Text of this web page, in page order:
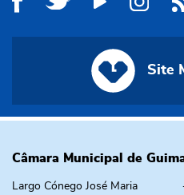
Site
Câmara Municipal de
Largo Cónego José Maria